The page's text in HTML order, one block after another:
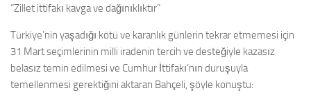
“Zillet ittifakı kavga ve dağınıklıktır”
Türkiye’nin yaşadığı kötü ve karanlık günlerin tekrar etmemesi için
31 Mart seçimlerinin milli iradenin tercih ve desteğiyle kazasız
belasız temin edilmesi ve Cumhur İttifakı’nın duruşuyla
temellenmesi gerektiğini aktaran Bahçeli, şöyle konuştu: